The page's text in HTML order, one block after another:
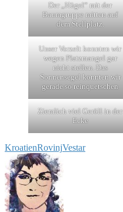
Der „Hügel“ mit der
Baumgruppe mitten auf
dem Stellplatz.
Unser Vorzelt konnten wir
wegen Platzmangel gar
nicht stellen. Das
Sonnensegel konnten wir
gerade so reinquetschen
Ziemlich viel Geröll in der
Ecke
KroatienRovinjVestar